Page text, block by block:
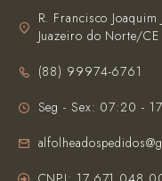
R. Francisco
Juazeiro do Norte/CE
(‪88) 99974-6761‬
Seg - Sex: 07:20 -